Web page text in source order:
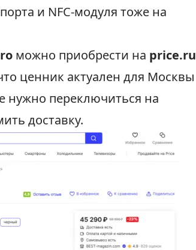
и NFC-модуля тоже на
можно приобрести на price.ru
ценник актуален для Москвы
нужно переключиться на
доставку.